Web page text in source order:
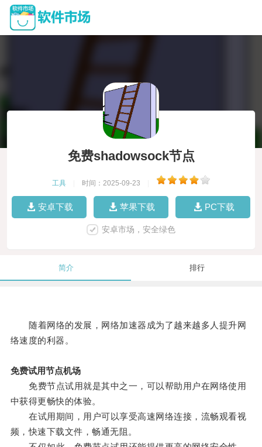
免费shadowsock节点
工具 时间：2025-09-23
安卓下载 苹果下载 PC下载
安卓市场，安全绿色
简介 排行
随着网络的发展，网络加速器成为了越来越多人提升网
络速度的利器。
免费试用节点机场
免费节点试用就是其中之一，可以帮助用户在网络使用
中获得更畅快的体验。
在试用期间，用户可以享受高速网络连接，流畅观看视
频，快速下载文件，畅通无阻。